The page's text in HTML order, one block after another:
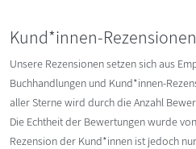
Kund*innen-Rezensionen
Unsere Rezensionen setzen sich aus
Buchhandlungen und Kund*innen-
aller Sterne wird durch die Anzahl
Die Echtheit der Bewertungen wurde
Rezension der Kund*innen ist jedoch